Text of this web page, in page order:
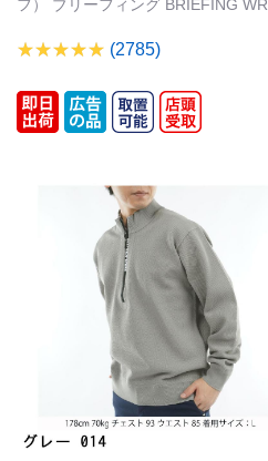
フ） ブリーフィング BRIEFING WR
(2785)